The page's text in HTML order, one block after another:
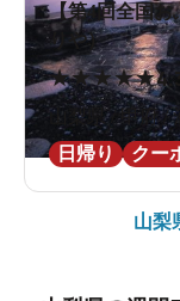
【第4回全国お
りや）
★★★★★
山梨県 / 甲府 /
日帰り
クー
山梨